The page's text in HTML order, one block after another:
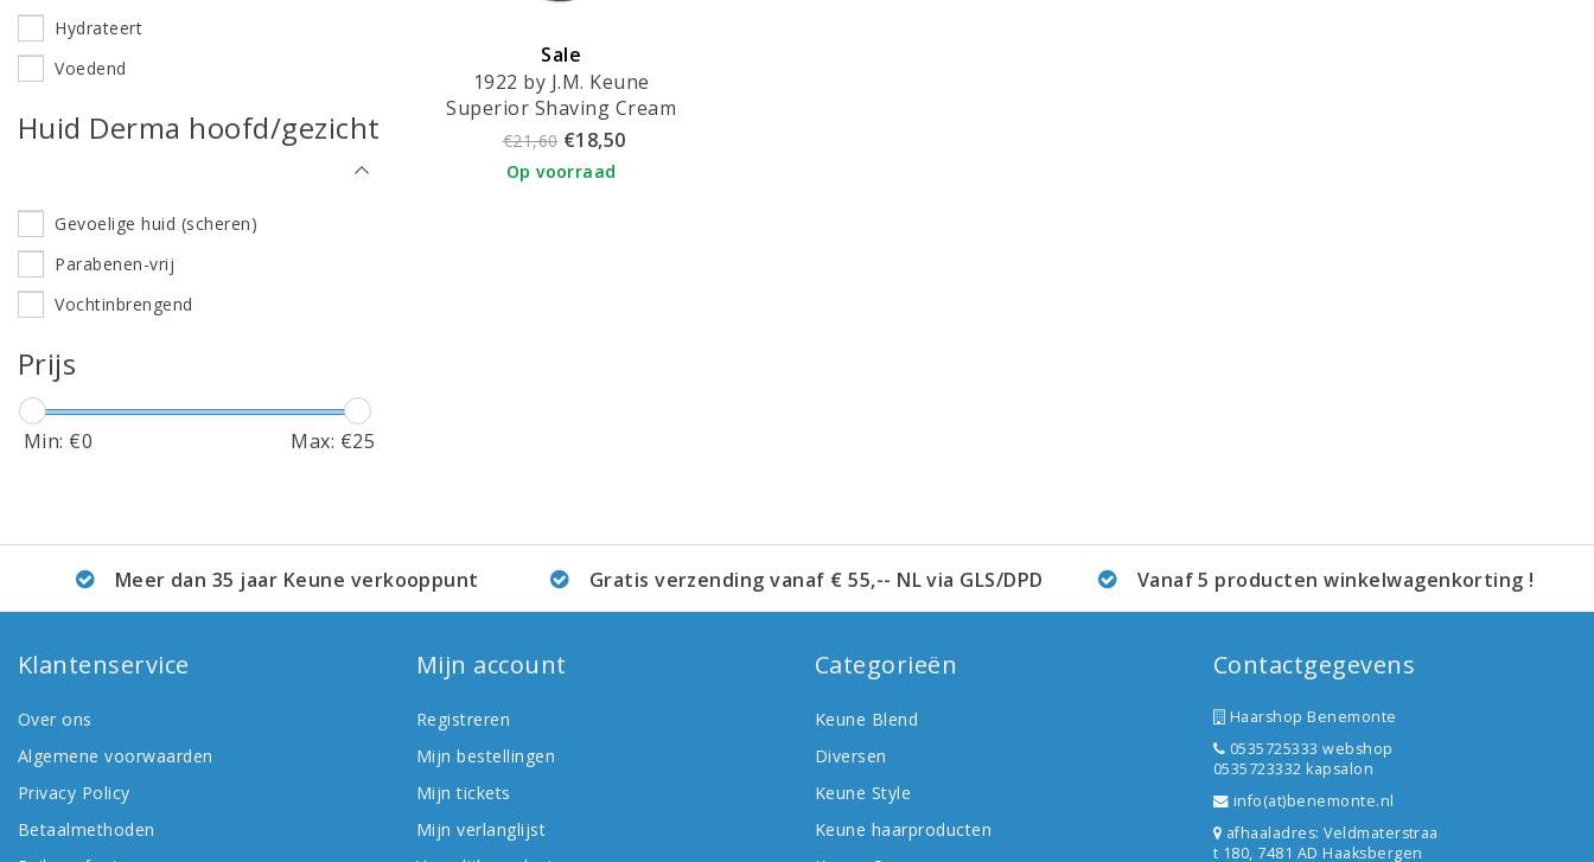
Hydrateert
Voedend
Huid Derma hoofd/gezicht
Gevoelige huid (scheren)
Parabenen-vrij
Vochtinbrengend
Prijs
Min: €0 Max: €25
Sale
1922 by J.M. Keune
Superior Shaving Cream
150ml
€21,60 €18,50
Op voorraad
Meer dan 35 jaar Keune verkooppunt Gratis verzending vanaf € 55,-- NL via GLS/DPD Vanaf 5 producten winkelwagenkorting !
Klantenservice
Over ons
Algemene voorwaarden
Privacy Policy
Betaalmethoden
Mijn account
Registreren
Mijn bestellingen
Mijn tickets
Mijn verlanglijst
Categorieën
Keune Blend
Diversen
Keune Style
Keune haarproducten
Contactgegevens
Haarshop Benemonte
0535725333 webshop
0535723332 kapsalon
info(at)benemonte.nl
afhaaladres: Veldmaterstraa
t 180, 7481 AD Haaksbergen